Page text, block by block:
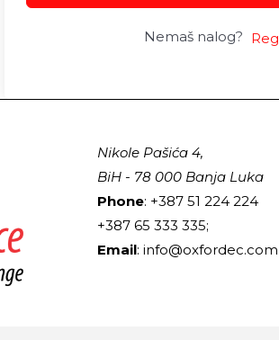
Nemaš nalog?
Nikole Pašića 4,
BiH - 78 000 Banja Luka
Phone: +387 51 224 224
+387 65 333 335;
Email: info@oxfordec.com